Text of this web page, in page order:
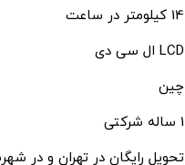
14 کیلومتر در ساعت
LCD ال سی دی
چین
1 ساله شرکتی
تحویل رایگان در تهران و در